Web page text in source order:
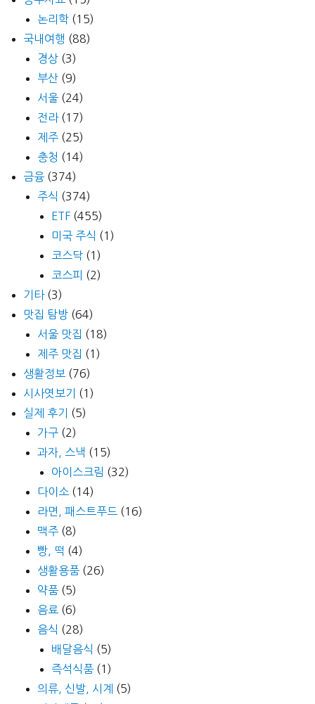
논리학 (15)
국내여행 (88)
경상 (3)
부산 (9)
서울 (24)
전라(17)
제주 (25)
충청 (14)
금융 (374)
주식 (374)
ETF (455)
미국 주식 (1)
코스닥 (1)
코스피 (2)
기타(3)
맛집 탐방 (64)
서울 맛집 (18)
제주 맛집 (1)
생활정보 (76)
시사엿보기
(1)
실제 후기
(5)
가구 (2)
과자, 스낵 (15)
아이스크림 (32)
다이소 (14)
라면, 패스트푸드 (16)
맥주 (8)
빵, 떡 (4)
생활용품 (26)
약품 (5)
음료 (6)
음식 (28)
배달음식 (5)
즉석식품 (1)
의류, 신발, 시계
(5)